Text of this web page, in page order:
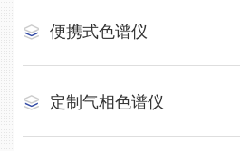
便携式色谱仪
定制气相色谱仪